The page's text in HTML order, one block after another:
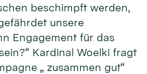
beschimpft werden,
unsere
Engagement für das
Kardinal Woelki fragt
„ zusammen gut“